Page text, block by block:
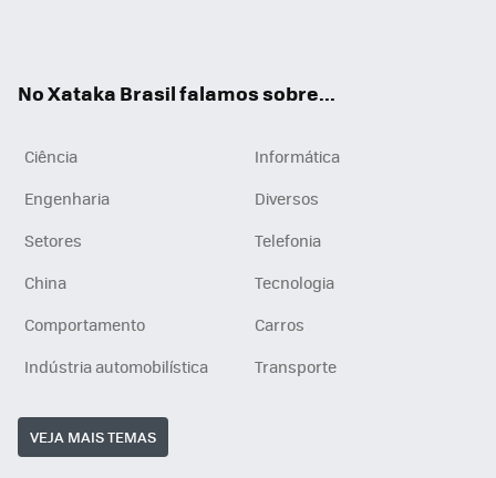
No Xataka Brasil falamos sobre...
Ciência
Informática
Engenharia
Diversos
Setores
Telefonia
China
Tecnologia
Comportamento
Carros
Indústria automobilística
Transporte
VEJA MAIS TEMAS